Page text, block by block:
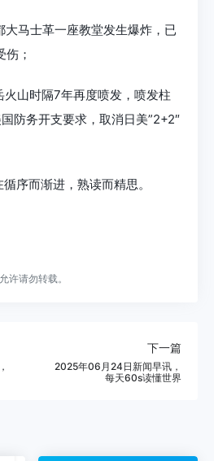
大马士革一座教堂发生爆炸，已
；
火山时隔7年再度喷发，喷发柱
防务开支要求，取消日美”2+2″
序而渐进，熟读而精思。
许请勿转载。
下一篇
2025年06月24日新闻早讯，
每天60s读懂世界